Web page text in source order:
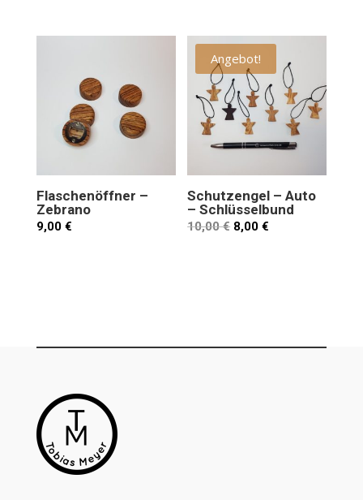
Flaschenöffner –
Zebrano
9,00 €
Angebot!
Schutzengel – Auto
– Schlüsselbund
10,00€ 8,00€